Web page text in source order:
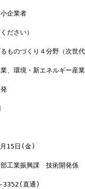
業者
さい）
ものづくり４分野（次世
・新エネルギー産業
15日(金)
工業振興課　技術開発係
直通)